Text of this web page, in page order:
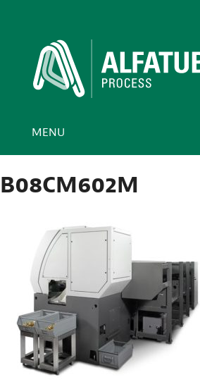
MENU
B08CM602M